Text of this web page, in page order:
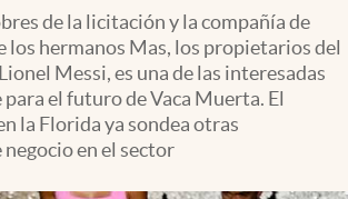
de la licitación y la compañía de
hermanos Mas, los propietarios del
Messi, es una de las interesadas
para el futuro de Vaca Muerta. El
la Florida ya sondea otras
en el sector